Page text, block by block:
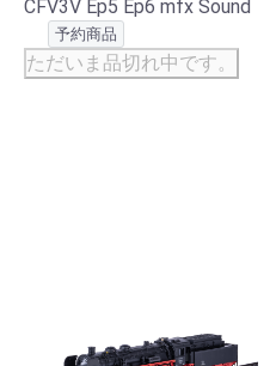
CFV3V Ep5 Ep6 mfx Sound
予約商品
ただいま品切れ中です。